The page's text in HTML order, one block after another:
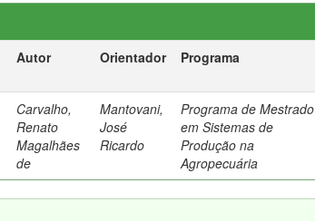
Autor Orientador Programa
Carvalho,
Renato
Magalhães
de
Mantovani,
José
Ricardo
Programa de Mestrado
em Sistemas de
Produção na
Agropecuária